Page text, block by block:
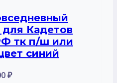
для Кадетов
тк п/ш или
синий
₽Диапазон